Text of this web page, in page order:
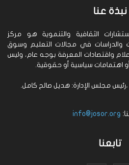
نبذة عنا
الثقافية والتنموية هو مركز
والدراسات في مجالات التعليم وسوق
واقتصادات المعرفة بوجه عام، وليس
اهتمامات سياسية أو حقوقية.
مجلس الإدارة: هديل صالح كامل.
info@josor.org
تابعنا